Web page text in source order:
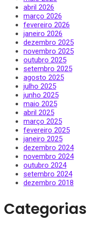
abril 2026
março 2026
fevereiro 2026
janeiro 2026
dezembro 2025
novembro 2025
outubro 2025
setembro 2025
agosto 2025
julho 2025
junho 2025
maio 2025
abril 2025
março 2025
fevereiro 2025
janeiro 2025
dezembro 2024
novembro 2024
outubro 2024
setembro 2024
dezembro 2018
Categorias